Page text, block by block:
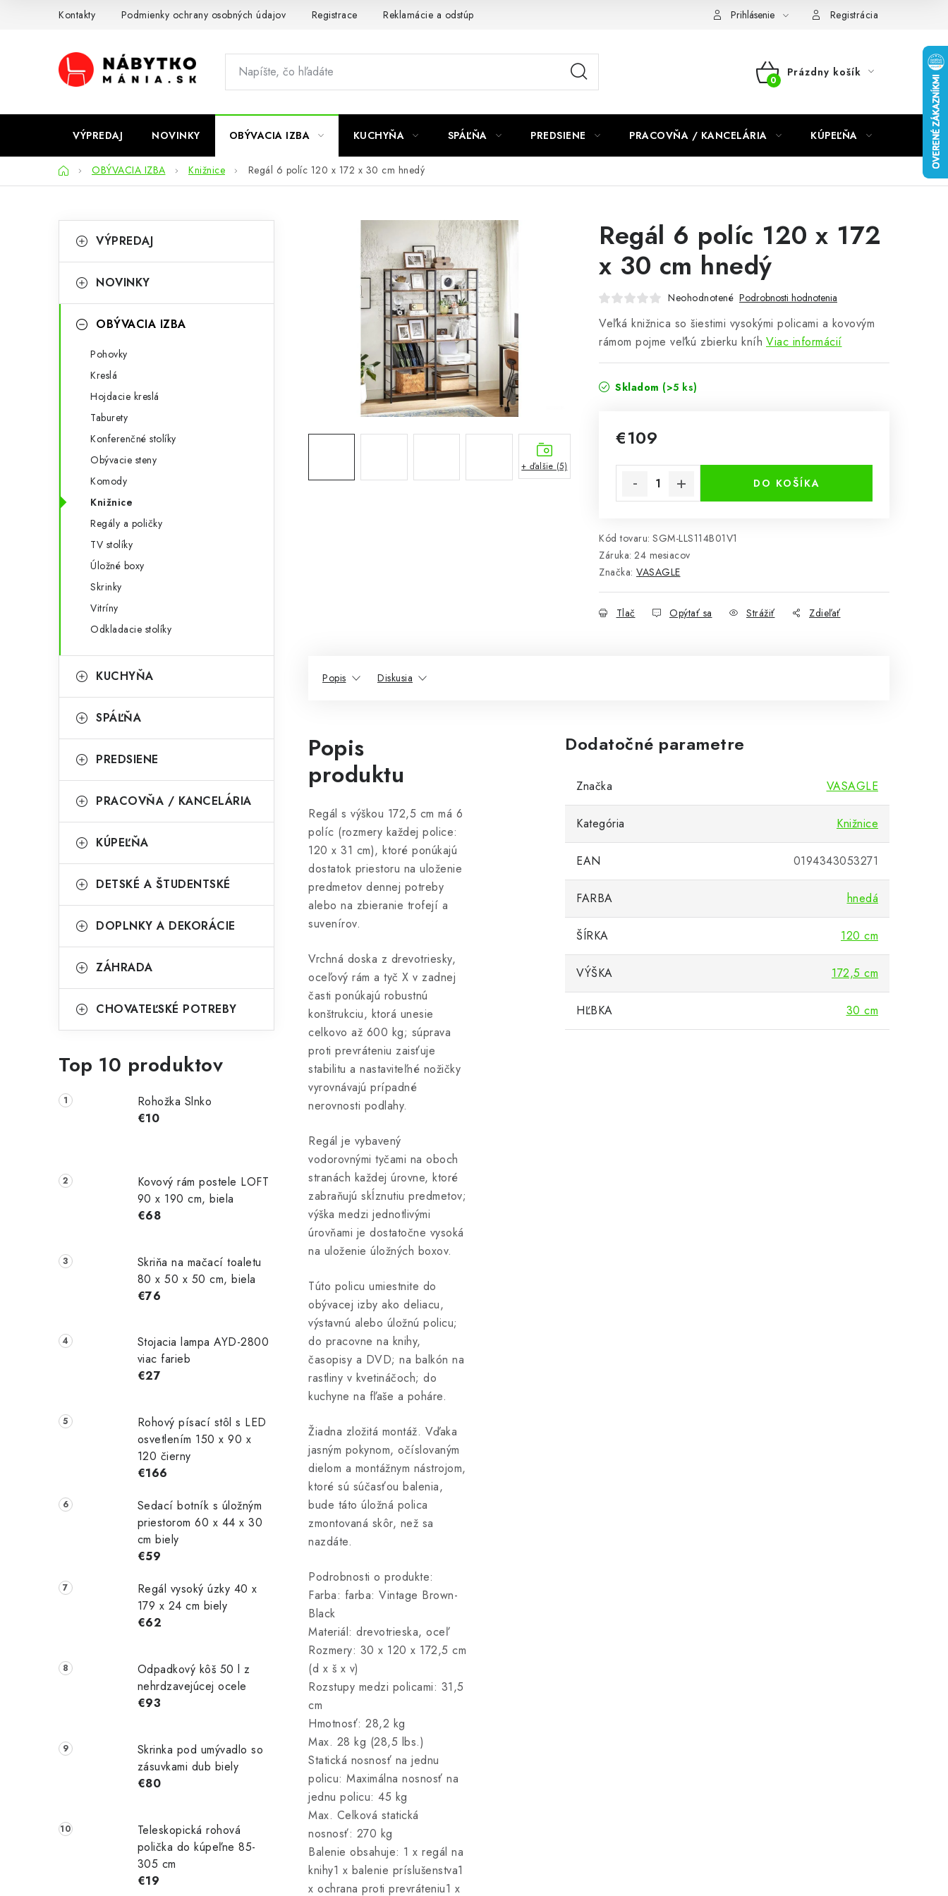
Kontakty Podmienky ochrany osobných údajov Registrace Reklamácie a odstúpenie od zmluvy Prihlásenie Registrácia
NÁKUPNÝ
Prázdny košík
VÝPREDAJ NOVINKY OBÝVACIA IZBA KUCHYŇA SPÁĽŇA PREDSIENE PRACOVŇA / KANCELÁRIA KÚPEĽŇA
DomovOBÝVACIA IZBA Knižnice Regál 6 políc 120 x 172 x 30 cm hnedý
o
n
kategórie
a
e
VÝPREDAJ
NOVINKY
OBÝVACIA IZBA
Pohovky
Kreslá
Hojdacie kreslá
Taburety
Konferenčné stolíky
Obývacie steny
Komody
Knižnice
Regály a poličky
TV stolíky
Úložné boxy
Skrinky
Vitríny
Odkladacie stolíky
KUCHYŇA
SPÁĽŇA
PREDSIENE
PRACOVŇA / KANCELÁRIA
KÚPEĽŇA
DETSKÉ A ŠTUDENTSKÉ
DOPLNKY A DEKORÁCIE
ZÁHRADA
CHOVATEĽSKÉ POTREBY
Top 10 produktov
Rohožka Slnko
€10
Kovový rám postele LOFT
90 x 190 cm, biela
€68
Skriňa na mačací toaletu
80 x 50 x 50 cm, biela
€76
Stojacia lampa AYD-2800
viac farieb
€27
Rohový písací stôl s LED
osvetlením 150 x 90 x
120 čierny
€166
Sedací botník s úložným
priestorom 60 x 44 x 30
cm biely
€59
Regál vysoký úzky 40 x
179 x 24 cm biely
€62
Odpadkový kôš 50 l z
nehrdzavejúcej ocele
€93
Skrinka pod umývadlo so
zásuvkami dub biely
€80
Teleskopická rohová
polička do kúpeľne 85-
305 cm
€19
Regál 6 políc 120 x 172
x 30 cm hnedý
Neohodnotené Podrobnosti hodnotenia
Veľká knižnica so šiestimi vysokými policami a kovovým
rámom pojme veľkú zbierku kníh Viac informácií
Skladom (>5 ks)
€109
DO KOŠÍKA
Kód tovaru: SGM-LLS114B01V1
Záruka: 24 mesiacov
Značka: VASAGLE
Tlač Opýtať sa Strážiť Zdieľať
+ ďalšie (5)
Popis Diskusia
Popis
produktu
Regál s výškou 172,5 cm má 6
políc (rozmery každej police:
120 x 31 cm), ktoré ponúkajú
dostatok priestoru na uloženie
predmetov dennej potreby
alebo na zbieranie trofejí a
suvenírov.
Vrchná doska z drevotriesky,
oceľový rám a tyč X v zadnej
časti ponúkajú robustnú
konštrukciu, ktorá unesie
celkovo až 600 kg; súprava
proti prevráteniu zaisťuje
stabilitu a nastaviteľné nožičky
vyrovnávajú prípadné
nerovnosti podlahy.
Regál je vybavený
vodorovnými tyčami na oboch
stranách každej úrovne, ktoré
zabraňujú skĺznutiu predmetov;
výška medzi jednotlivými
úrovňami je dostatočne vysoká
na uloženie úložných boxov.
Túto policu umiestnite do
obývacej izby ako deliacu,
výstavnú alebo úložnú policu;
do pracovne na knihy,
časopisy a DVD; na balkón na
rastliny v kvetináčoch; do
kuchyne na fľaše a poháre.
Žiadna zložitá montáž. Vďaka
jasným pokynom, očíslovaným
dielom a montážnym nástrojom,
ktoré sú súčasťou balenia,
bude táto úložná polica
zmontovaná skôr, než sa
nazdáte.
Podrobnosti o produkte:
Farba: farba: Vintage Brown-
Black
Materiál: drevotrieska, oceľ
Rozmery: 30 x 120 x 172,5 cm
(d x š x v)
Rozstupy medzi policami: 31,5
cm
Hmotnosť: 28,2 kg
Max. 28 kg (28,5 lbs.)
Statická nosnosť na jednu
policu: Maximálna nosnosť na
jednu policu: 45 kg
Max. Celková statická
nosnosť: 270 kg
Balenie obsahuje: 1 x regál na
knihy1 x balenie príslušenstva1
x ochrana proti prevráteniu1 x
Dodatočné parametre
Značka VASAGLE
Kategória Knižnice
EAN 0194343053271
FARBA hnedá
ŠÍRKA 120 cm
VÝŠKA 172,5 cm
HĽBKA 30 cm